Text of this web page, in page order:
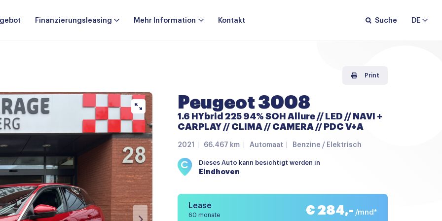
Finanzierungsleasing Mehr Information Kontakt DE
Suche
Print
Peugeot 3008
1.6 HYbrid 225 94% SOH Allure // LED // NAVI +
CARPLAY // CLIMA // CAMERA // PDC V+A
2021 66.467 km Automaat Benzine / Elektrisch
Lease
60 monate € 284,- /mnd*
Dieses Auto kann besichtigt werden in
Eindhoven